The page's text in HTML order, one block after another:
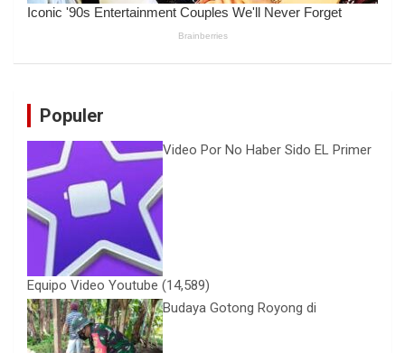
Populer
Video Por No Haber Sido EL Primer
Equipo Video Youtube (14,589)
Budaya Gotong Royong di